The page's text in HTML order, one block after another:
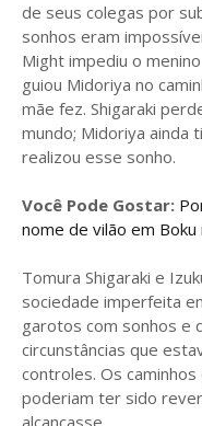
de seus colegas por
sonhos eram
Might impediu o
guiou Midoriya no
mãe fez. Shigaraki
mundo; Midoriya ainda
realizou esse sonho.
Você Pode Gostar:
nome de vilão em
Tomura Shigaraki e
sociedade imperfeita
garotos ​​com sonhos e
circunstâncias que
controles. Os
poderiam ter sido
alcançasse.